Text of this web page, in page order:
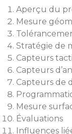
Aperçu du
Mesure
Stratégie de
Capteurs
Capteurs
Capteurs de
Mesure
Évaluations
Influences